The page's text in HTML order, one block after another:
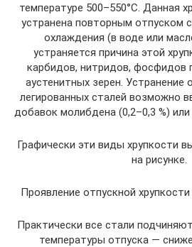
температуре 500–550°С. Данная
устранена повторным отпуском
охлаждения (в воде или
устраняется причина этой
карбидов, нитридов, фосфидов
аустенитных зерен. Устранение
легированных сталей возможно
добавок молибдена (0,2–0,3 %) или
Графически эти виды хрупкости
на рисунке.
Проявление отпускной
Практически все стали
температуры отпуска —